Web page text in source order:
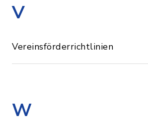
V
Vereinsförderrichtlinien
W